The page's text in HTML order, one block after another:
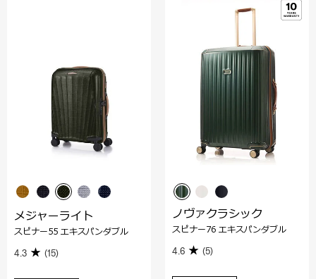
メジャーライト
スピナー55 エキスパンダブル
4.3 (15)
ノヴァクラシック
スピナー76 エキスパンダブル
4.6 (5)